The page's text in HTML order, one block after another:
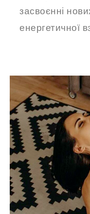
засвоєнні
енергетичної